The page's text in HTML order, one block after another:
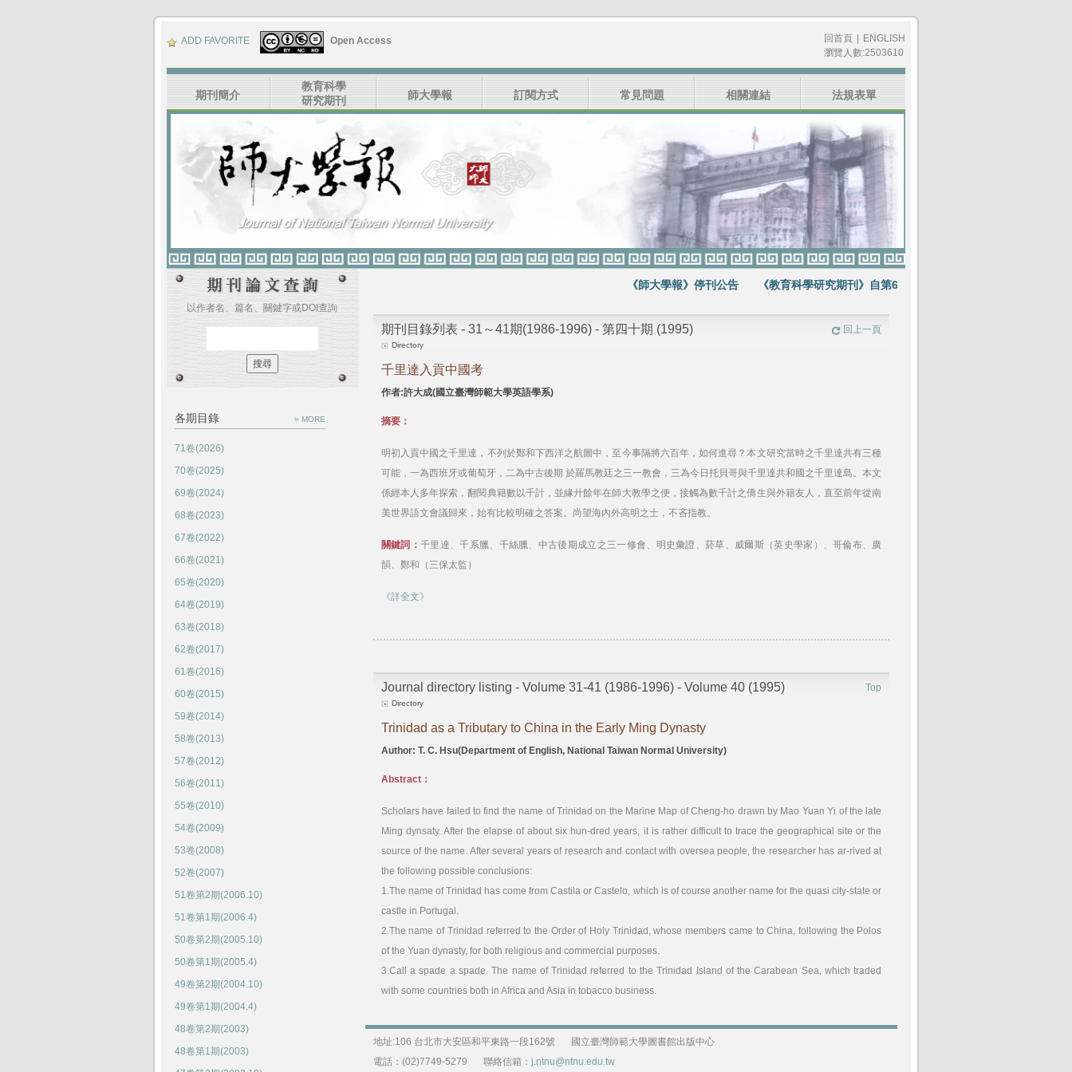
ADD FAVORITE Open Access 回首頁
ENGLISH
瀏覽人數:2503610
期刊簡介
教育科學
研究期刊
師大學報 訂閱方式 常見問題 相關連結 法規表單
以作者名、篇名、關鍵字或DOI查詢
各期目錄 » MORE
71卷(2026)
70卷(2025)
69卷(2024)
68卷(2023)
67卷(2022)
66卷(2021)
65卷(2020)
64卷(2019)
63卷(2018)
62卷(2017)
61卷(2016)
60卷(2015)
59卷(2014)
58卷(2013)
57卷(2012)
56卷(2011)
55卷(2010)
54卷(2009)
53卷(2008)
52卷(2007)
51卷第2期(2006.10)
51卷第1期(2006.4)
50卷第2期(2005.10)
50卷第1期(2005.4)
49卷第2期(2004.10)
49卷第1期(2004.4)
48卷第2期(2003)
48卷第1期(2003)
《師大學報》停刊公告 《教育科學研究期刊》自第64卷第1期起不再出版紙本期刊
期刊目錄列表 - 31～41期(1986-1996) - 第四十期 (1995)
Directory
回上一頁
千里達入貢中國考
作者:許大成(國立臺灣師範大學英語學系)
摘要：
明初入貢中國之千里達，不列於鄭和下西洋之航圖中，至今事隔將六百年，如何進尋？本文研究當時之千里達共有三種
可能，一為西班牙或葡萄牙，二為中古後期 於羅馬教廷之三一教會，三為今日托貝哥與千里達共和國之千里達島。本文
係經本人多年探索，翻閱典籍數以千計，並緣廾餘年在師大教學之便，接觸為數千計之僑生與外籍友人，直至前年從南
美世界語文會議歸來，始有比較明確之答案。尚望海內外高明之士，不吝指教。
關鍵詞：千里達、千系臘、千絲臘、中古後期成立之三一修會、明史彙證、菸草、威爾斯（英史學家）、哥倫布、廣
韻、鄭和（三保太監）
《詳全文》
Journal directory listing - Volume 31-41 (1986-1996) - Volume 40 (1995)
Directory
Top
Trinidad as a Tributary to China in the Early Ming Dynasty
Author: T. C. Hsu(Department of English, National Taiwan Normal University)
Abstract：
Scholars have failed to find the name of Trinidad on the Marine Map of Cheng-ho drawn by Mao Yuan Yi of the late
Ming dynsaty. After the elapse of about six hun-dred years, it is rather difficult to trace the geographical site or the
source of the name. After several years of research and contact with oversea people, the researcher has ar-rived at
the following possible conclusions:
1.The name of Trinidad has come from Castila or Castelo, which is of course another name for the quasi city-state or
castle in Portugal.
2.The name of Trinidad referred to the Order of Holy Trinidad, whose members came to China, following the Polos
of the Yuan dynasty, for both religious and commercial purposes.
3.Call a spade a spade. The name of Trinidad referred to the Trinidad Island of the Carabean Sea, which traded
with some countries both in Africa and Asia in tobacco business.
地址:106 台北市大安區和平東路一段162號
國立臺灣師範大學圖書館出版中心
電話：(02)7749-5279
聯絡信箱： j.ntnu@ntnu.edu.tw